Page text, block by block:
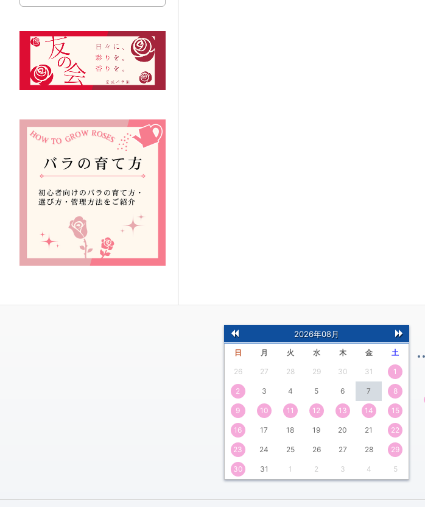
前
の
月
次
月
2026年08月
日 月 火 水 木 金 土
26 27 28 29 30 31 1
2 3 4 5 6 7 8
9 10 11 12 13 14 15
16 17 18 19 20 21 22
23 24 25 26 27 28 29
30 31 1 2 3 4 5